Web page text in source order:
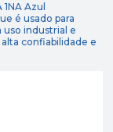
Azul
é usado para
uso industrial e
confiabilidade e